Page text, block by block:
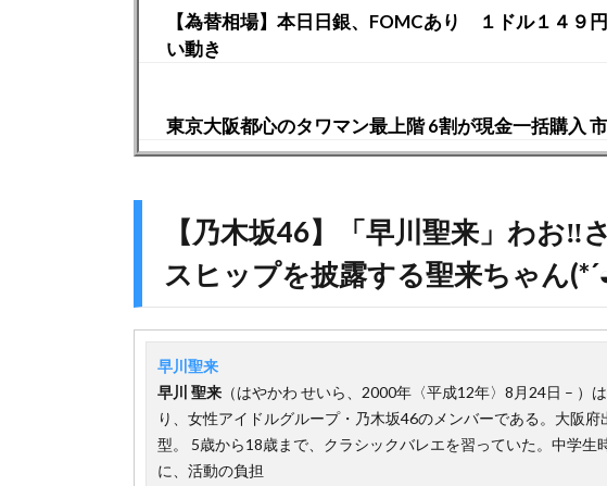
【為替相場】本日日銀、FOMCあり １ドル１４
い動き
東京大阪都心のタワマン最上階 6割が現金一括購入
【乃木坂46】「早川聖来」わお‼︎
スヒップを披露する聖来ちゃん
早川聖来
早川 聖来 （はやかわ せいら、2000年〈平成12年〉8月24日 – ）
り、女性アイドルグループ・乃木坂46のメンバーである。大阪
型。 5歳から18歳まで、クラシックバレエを習っていた。中学生
に、活動の負担